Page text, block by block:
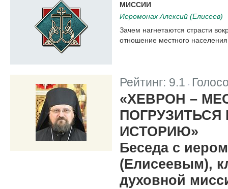
МИССИИ
Иеромонах Алексий (Елисеев)
Зачем нагнетаются страсти
отношение местного
Рейтинг: 9.1
«ХЕВРОН –
ИСТОРИЮ»
Беседа с
(Елисеевым),
духовной